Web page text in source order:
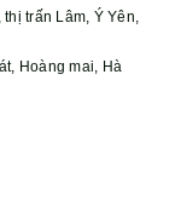
trấn Lâm, Ý Yên,
Hoàng mai, Hà